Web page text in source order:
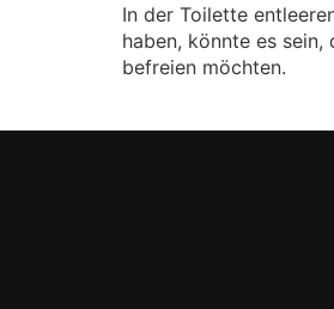
In der Toilette
haben, könnte es sein,
befreien möchten.